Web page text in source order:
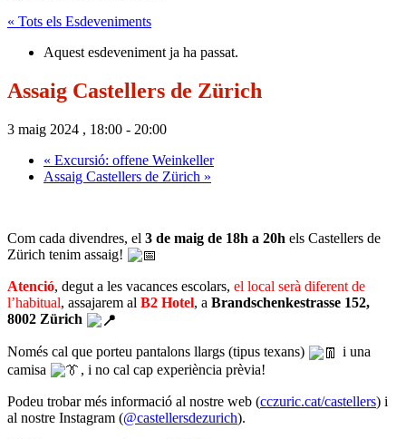
« Tots els Esdeveniments
Aquest esdeveniment ja ha passat.
Assaig Castellers de Zürich
3 maig 2024 , 18:00 - 20:00
« Excursió: offene Weinkeller
Assaig Castellers de Zürich »
Com cada divendres, el 3 de maig de 18h a 20h els Castellers de
Zürich tenim assaig!
Atenció, degut a les vacances escolars, el local serà diferent de
l’habitual, assajarem al B2 Hotel, a Brandschenkestrasse 152,
8002 Zürich
Només cal que porteu pantalons llargs (tipus texans)
i una
camisa
, i no cal cap experiència prèvia!
Podeu trobar més informació al nostre web (cczuric.cat/castellers) i
al nostre Instagram (@castellersdezurich).